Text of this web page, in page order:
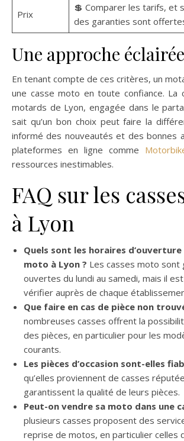
Prix
💲 Comparer les tarifs, et
des garanties sont
Une approche éclairée
En tenant compte de ces critères, un
une casse moto en toute confiance. La
motards de Lyon, engagée dans le
sait qu’un bon choix peut faire la
informé des nouveautés et des bonnes
plateformes en ligne comme
ressources inestimables.
FAQ sur les
à Lyon
Quels sont les horaires d’ouverture
moto à Lyon ? Les casses moto sont
ouvertes du lundi au samedi, mais il
vérifier auprès de chaque
Que faire en cas de pièce non
nombreuses casses offrent la
des pièces, en particulier pour les
courants.
Les pièces d’occasion sont-elles
qu’elles proviennent de casses
garantissent la qualité de leurs pièces.
Peut-on vendre sa moto dans une
plusieurs casses proposent des
reprise de motos, en particulier celles